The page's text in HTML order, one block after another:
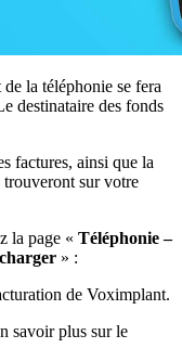
la téléphonie se fera
destinataire des fonds
factures, ainsi que la
trouveront sur votre
la page « Téléphonie –
» :
de Voximplant.
savoir plus sur le